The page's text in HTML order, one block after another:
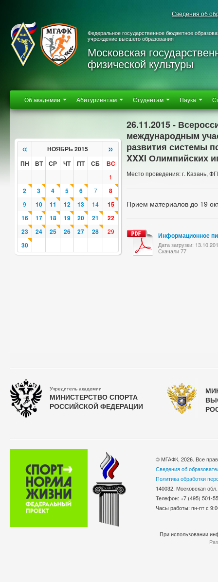
Сведения об
Федеральное государственное бюджетное
учреждение высшего образования
Московская
физической культуры
Об академии Абитуриентам Студентам Наука
« НОЯБРЬ 2015 »
ПН ВТ СР ЧТ ПТ СБ ВС
1
2 3 4 5 6 7 8
9 10 11 12 13 14
15
16
17 18 19 20 21
22
23
24 25 26 27 28 29
30
26.11.2015 -
международным
развития системы
XXXI Олимпийских
Место проведения: г. Казань,
Прием материалов до 19
Информационное
Дата загрузки:
Скачали 77
Учредитель академии
МИНИСТЕРСТВО СПОРТА
РОССИЙСКОЙ ФЕДЕРАЦИИ
© МГАФК, 2026. Все
Сведения об
Политика обработки
140032, Московская
Телефон: +7 (495)
Часы работы: пн-пт с
При использовании